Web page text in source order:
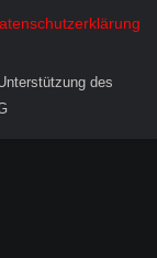
des